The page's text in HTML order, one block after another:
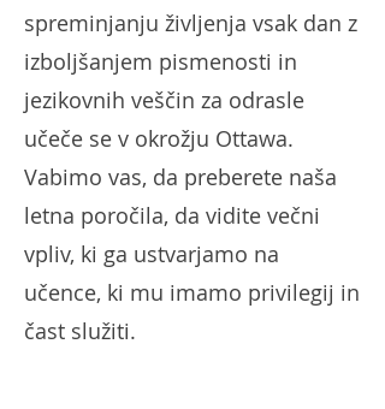
spreminjanju življenja vsak dan z
izboljšanjem pismenosti in
jezikovnih veščin za odrasle
učeče se v okrožju Ottawa.
Vabimo vas, da preberete naša
letna poročila, da vidite večni
vpliv, ki ga ustvarjamo na
učence, ki mu imamo privilegij in
čast služiti.